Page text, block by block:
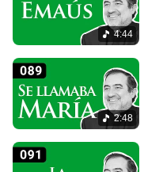
4:44
2:48